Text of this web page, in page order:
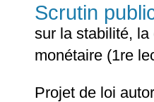
Scrutin
sur la stabilité,
monétaire (1re
Projet de loi